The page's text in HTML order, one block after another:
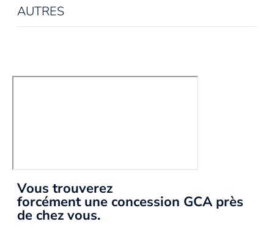
AUTRES
Vous trouverez
forcément une concession GCA près
de chez vous.